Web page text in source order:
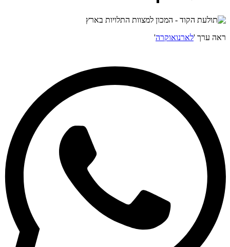
ראה ערך 'לארנואוקרה'